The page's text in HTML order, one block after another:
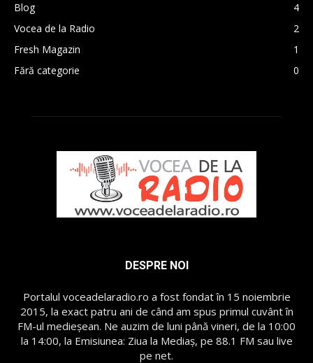
Blog
4
Vocea de la Radio
2
Fresh Magazin
1
Fără categorie
0
DESPRE NOI
Portalul voceadelaradio.ro a fost fondat în 15 noiembrie
2015, la exact patru ani de când am spus primul cuvânt în
FM-ul medieșean. Ne auzim de luni până vineri, de la 10:00
la 14:00, la Emisiunea: Ziua la Mediaș, pe 88.1 FM sau live
pe net.